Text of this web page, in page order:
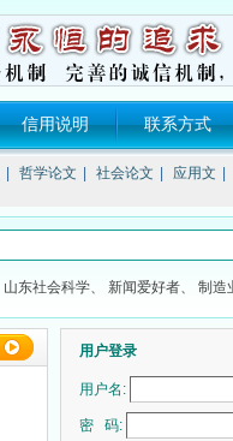
信用说明 联系方式
哲学论文 社会论文 应用文
山东社会科学、 新闻爱好者、 制造
用户登录
用户名:
密 码: